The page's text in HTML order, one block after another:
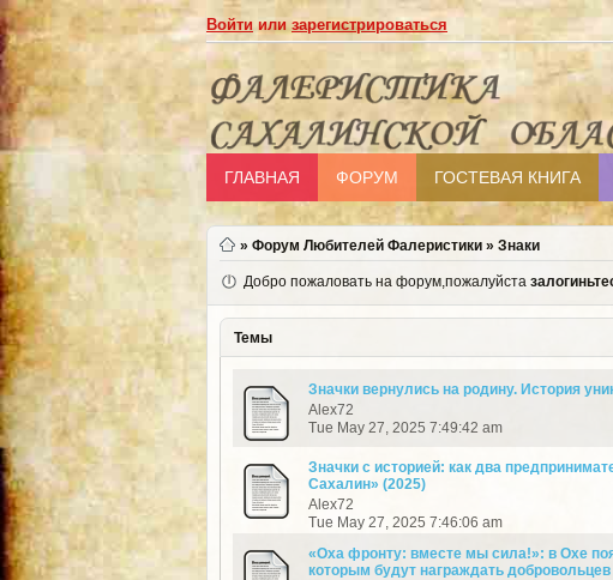
Войти илизарегистрироваться
ГЛАВНАЯ ФОРУМ ГОСТЕВАЯ КНИГА
» Форум Любителей Фалеристики » Знаки
Добро пожаловать на форум,пожалуйста
Темы
Значки вернулись на родину. История
Alex72
Tue May 27, 2025 7:49:42 am
Значки с историей: как два
Сахалин» (2025)
Alex72
Tue May 27, 2025 7:46:06 am
«Оха фронту: вместе мы сила!»: в Охе
которым будут награждать добровольцев